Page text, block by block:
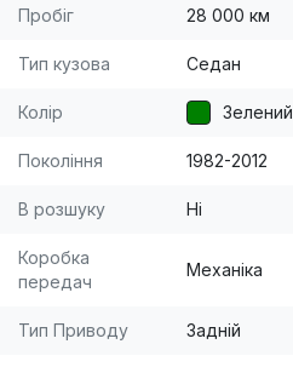
Пробіг 28 000 км
Тип кузова Седан
Колір Зелений
Покоління 1982-2012
В розшуку Ні
Коробка
передач
Механіка
Тип Приводу Задній